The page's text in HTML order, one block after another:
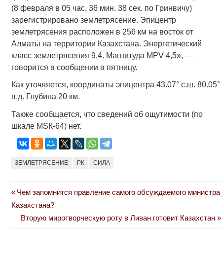
(8 февраля в 05 час. 36 мин. 38 сек. по Гринвичу)
зарегистрировано землетрясение. Эпицентр
землетрясения расположен в 256 км на восток от
Алматы на территории Казахстана. Энергетический
класс землетрясения 9,4. Магнитуда MPV 4,5», —
говорится в сообщении в пятницу.
Как уточняется, координаты эпицентра 43.07° с.ш. 80.05°
в.д. Глубина 20 км.
Также сообщается, что сведений об ощутимости (по
шкале МSК-64) нет.
ЗЕМЛЕТРЯСЕНИЕ РК СИЛА
Навигация
по
Previous
Post:
Чем запомнится правление самого обсуждаемого министра
Казахстана?
Next
Post:
Вторую миротворческую роту в Ливан готовит Казахстан